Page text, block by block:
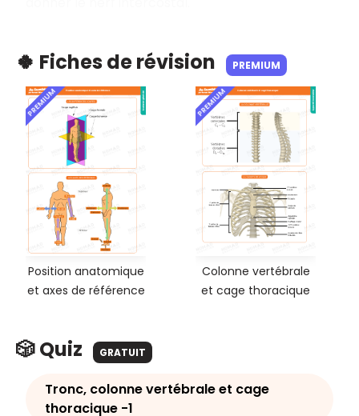
🍀 Fiches de révision PREMIUM
PREMIUM
Position anatomique
et axes de référence
PREMIUM
Colonne vertébrale
et cage thoracique
🎲 Quiz GRATUIT
Tronc, colonne vertébrale et cage
thoracique -1